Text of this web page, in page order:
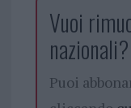
Vuoi
nazionali?
Puoi